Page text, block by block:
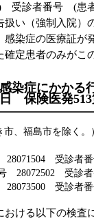
受診者番号 (患
い（強制入院）
染症の医療証が
定患者のみがこ
染症にかかる
日 保険医発
市、福島市を除く
28071504 受診者
28072502 受診
28073500 受診者
ける以下の検査